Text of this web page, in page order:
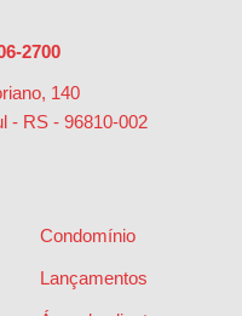
2700
140
- RS - 96810-002
Condomínio
Lançamentos